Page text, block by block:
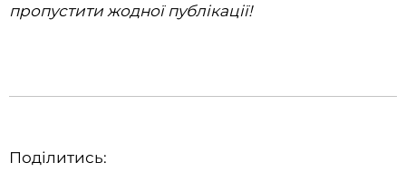
пропустити жодної публікації!
Поділитись: